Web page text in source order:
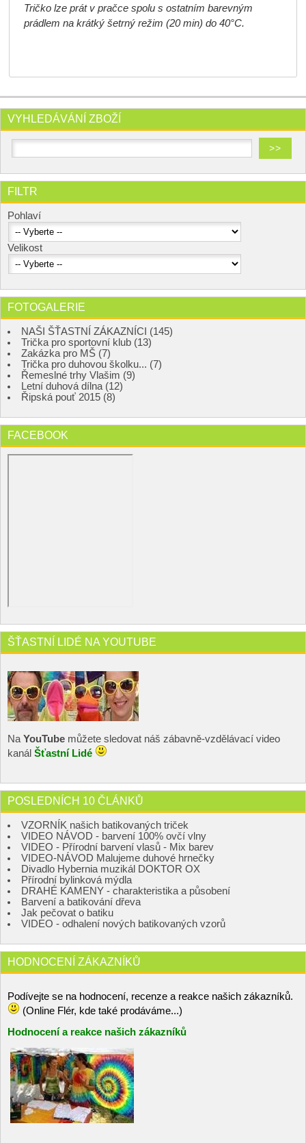
Tričko lze prát v pračce spolu s ostatním barevným
prádlem na krátký šetrný režim (20 min) do 40°C.
VYHLEDÁVÁNÍ ZBOŽÍ
FILTR
Pohlaví
Velikost
FOTOGALERIE
NAŠI ŠŤASTNÍ ZÁKAZNÍCI (145)
Trička pro sportovní klub (13)
Zakázka pro MŠ (7)
Trička pro duhovou školku... (7)
Řemeslné trhy Vlašim (9)
Letní duhová dílna (12)
Řipská pouť 2015 (8)
FACEBOOK
ŠŤASTNÍ LIDÉ NA YOUTUBE
Na YouTube můžete sledovat náš zábavně-vzdělávací video
kanál Šťastní Lidé
POSLEDNÍCH 10 ČLÁNKŮ
VZORNÍK našich batikovaných triček
VIDEO NÁVOD - barvení 100% ovčí vlny
VIDEO - Přírodní barvení vlasů - Mix barev
VIDEO-NÁVOD Malujeme duhové hrnečky
Divadlo Hybernia muzikál DOKTOR OX
Přírodní bylinková mýdla
DRAHÉ KAMENY - charakteristika a působení
Barvení a batikování dřeva
Jak pečovat o batiku
VIDEO - odhalení nových batikovaných vzorů
HODNOCENÍ ZÁKAZNÍKŮ
Podívejte se na hodnocení, recenze a reakce našich zákazníků.
(Online Flér, kde také prodáváme...)
Hodnocení a reakce našich zákazníků